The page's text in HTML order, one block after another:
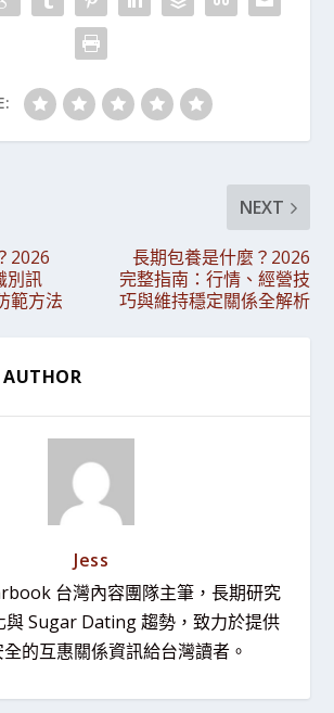
2026
別訊
範方法
NEXT
長期包養是什麼？2026
完整指南：行情、經營技
巧與維持穩定關係全解析
Jess
台灣內容團隊主筆，長期研究
與 Sugar Dating 趨勢，致力於提供
的互惠關係資訊給台灣讀者。